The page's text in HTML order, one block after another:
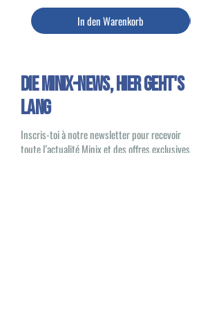
In den Warenkorb
Die Minix-News, HIER GEHT'S
LANG
Inscris-toi à notre newsletter pour recevoir
toute l’actualité Minix et des offres exclusives